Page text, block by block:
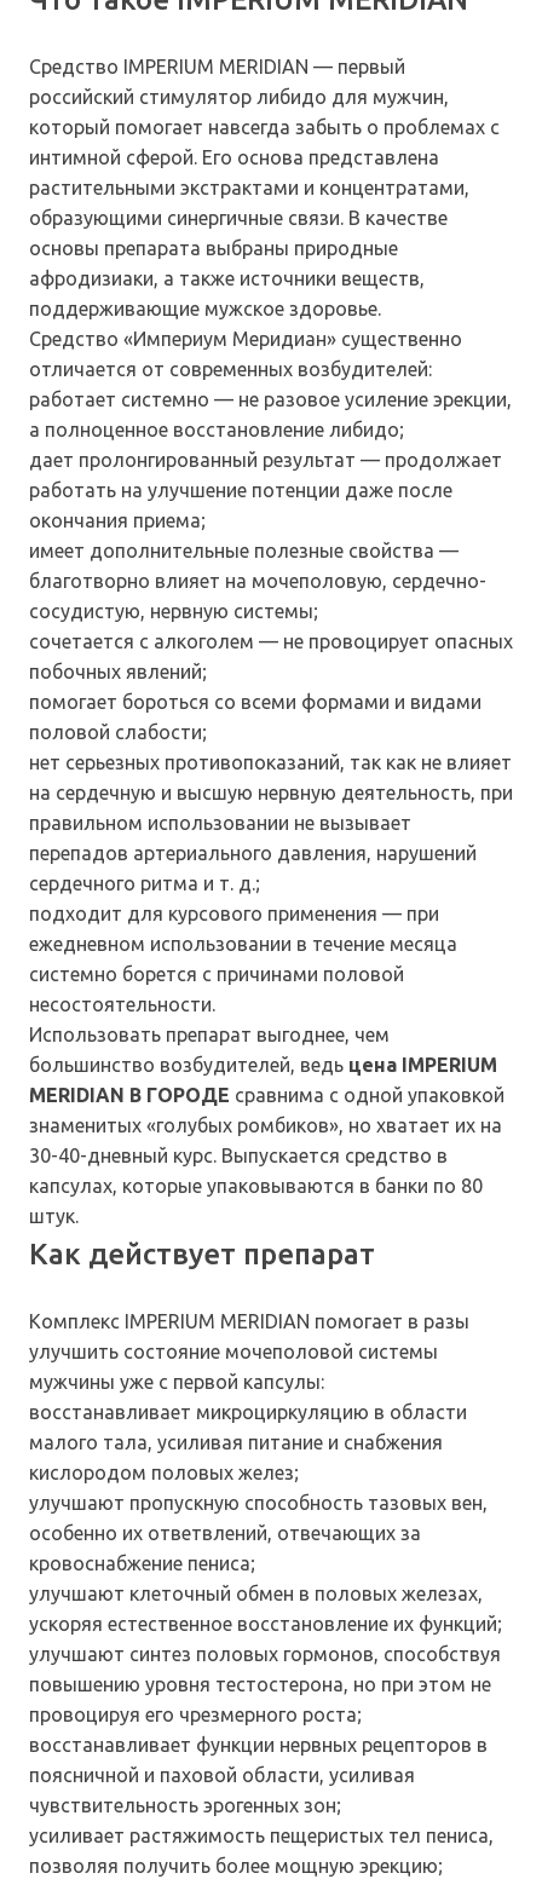
Средство IMPERIUM MERIDIAN — первый
российский стимулятор либидо для мужчин,
который помогает навсегда забыть о проблемах с
интимной сферой. Его основа представлена
растительными экстрактами и концентратами,
образующими синергичные связи. В качестве
основы препарата выбраны природные
афродизиаки, а также источники веществ,
поддерживающие мужское здоровье.
Средство «Империум Меридиан» существенно
отличается от современных возбудителей:
работает системно — не разовое усиление эрекции,
а полноценное восстановление либидо;
дает пролонгированный результат — продолжает
работать на улучшение потенции даже после
окончания приема;
имеет дополнительные полезные свойства —
благотворно влияет на мочеполовую, сердечно-
сосудистую, нервную системы;
сочетается с алкоголем — не провоцирует опасных
побочных явлений;
помогает бороться со всеми формами и видами
половой слабости;
нет серьезных противопоказаний, так как не влияет
на сердечную и высшую нервную деятельность, при
правильном использовании не вызывает
перепадов артериального давления, нарушений
сердечного ритма и т. д.;
подходит для курсового применения — при
ежедневном использовании в течение месяца
системно борется с причинами половой
несостоятельности.
Использовать препарат выгоднее, чем
большинство возбудителей, ведь цена IMPERIUM
MERIDIAN В ГОРОДЕ сравнима с одной упаковкой
знаменитых «голубых ромбиков», но хватает их на
30-40-дневный курс. Выпускается средство в
капсулах, которые упаковываются в банки по 80
штук.
Как действует препарат
Комплекс IMPERIUM MERIDIAN помогает в разы
улучшить состояние мочеполовой системы
мужчины уже с первой капсулы:
восстанавливает микроциркуляцию в области
малого тала, усиливая питание и снабжения
кислородом половых желез;
улучшают пропускную способность тазовых вен,
особенно их ответвлений, отвечающих за
кровоснабжение пениса;
улучшают клеточный обмен в половых железах,
ускоряя естественное восстановление их функций;
улучшают синтез половых гормонов, способствуя
повышению уровня тестостерона, но при этом не
провоцируя его чрезмерного роста;
восстанавливает функции нервных рецепторов в
поясничной и паховой области, усиливая
чувствительность эрогенных зон;
усиливает растяжимость пещеристых тел пениса,
позволяя получить более мощную эрекцию;